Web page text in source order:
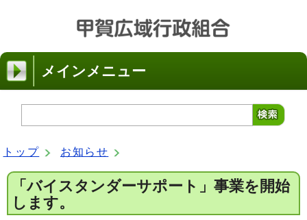
メインメニュー
トップ お知らせ
「バイスタンダーサポート」事業を開始
します。